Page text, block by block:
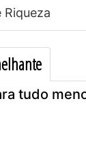
tudo